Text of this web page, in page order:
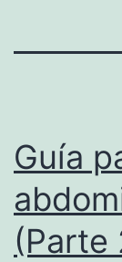
Guía
(Parte